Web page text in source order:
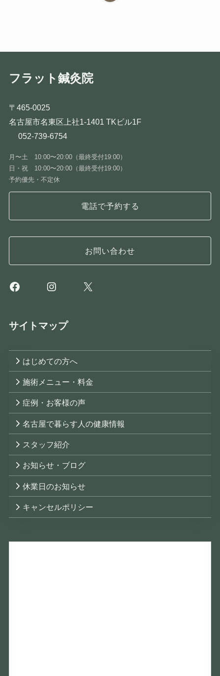
フラット鍼灸院
〒465-0025
名古屋市名東区上社1-1401 TKビル1F
052-739-6754
月〜土 10:00〜20:00（最終受付19:00）
日・祝 10:00〜20:00（最終受付19:00）
予約優先・不定休
電話で予約する
お問い合わせ
FacebookInstagram
X
サイトマップ
はじめての方へ
施術メニュー・料金
症例・お客様の声
名古屋で暮らす人の健康情報
スタッフ紹介
お知らせ・ブログ
休業日のお知らせ
キャンセルポリシー